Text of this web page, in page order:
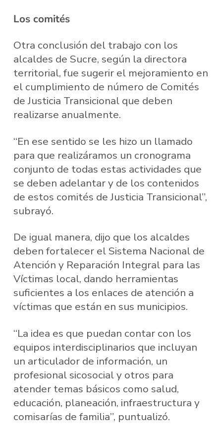
Los comités
Otra conclusión del trabajo con los
alcaldes de Sucre, según la directora
territorial, fue sugerir el mejoramiento en
el cumplimiento de número de Comités
de Justicia Transicional que deben
realizarse anualmente.
“En ese sentido se les hizo un llamado
para que realizáramos un cronograma
conjunto de todas estas actividades que
se deben adelantar y de los contenidos
de estos comités de Justicia Transicional”,
subrayó.
De igual manera, dijo que los alcaldes
deben fortalecer el Sistema Nacional de
Atención y Reparación Integral para las
Víctimas local, dando herramientas
suficientes a los enlaces de atención a
víctimas que están en sus municipios.
“La idea es que puedan contar con los
equipos interdisciplinarios que incluyan
un articulador de información, un
profesional sicosocial y otros para
atender temas básicos como salud,
educación, planeación, infraestructura y
comisarías de familia”, puntualizó.